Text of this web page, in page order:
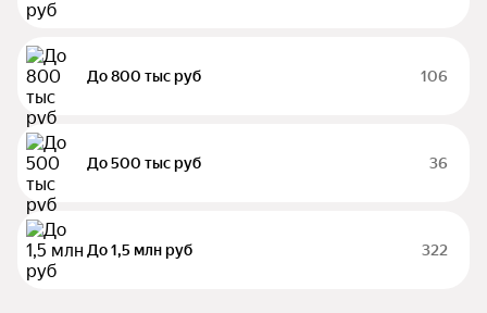
До 800 тыс руб 106
До 500 тыс руб 36
До 1,5 млн руб 322